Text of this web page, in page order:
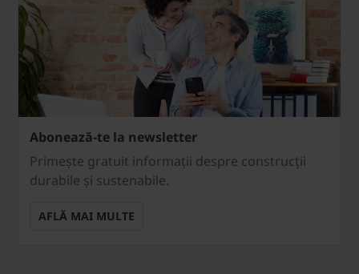
Abonează-te la newsletter
Primește gratuit informații despre construcții
durabile și sustenabile.
AFLĂ MAI MULTE